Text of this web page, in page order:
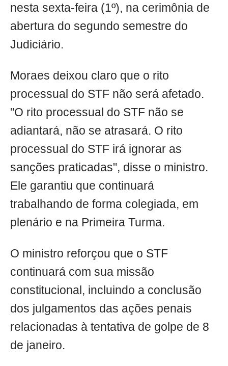
nesta sexta-feira (1º), na cerimônia de
abertura do segundo semestre do
Judiciário.
Moraes deixou claro que o rito
processual do STF não será afetado.
"O rito processual do STF não se
adiantará, não se atrasará. O rito
processual do STF irá ignorar as
sanções praticadas", disse o ministro.
Ele garantiu que continuará
trabalhando de forma colegiada, em
plenário e na Primeira Turma.
O ministro reforçou que o STF
continuará com sua missão
constitucional, incluindo a conclusão
dos julgamentos das ações penais
relacionadas à tentativa de golpe de 8
de janeiro.